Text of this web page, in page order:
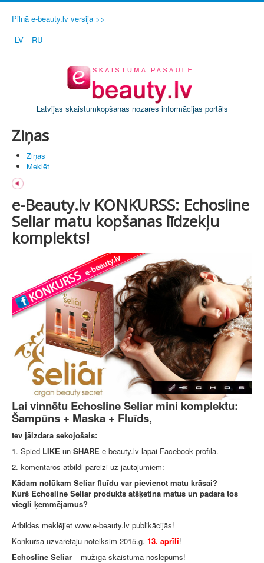
Pilnā e-beauty.lv versija >>
LV
RU
Latvijas skaistumkopšanas nozares informācijas portāls
Ziņas
Ziņas
Meklēt
e-Beauty.lv KONKURSS: Echosline
Seliar matu kopšanas līdzekļu
komplekts!
Lai vinnētu Echosline Seliar mini komplektu:
Šampūns + Maska + Fluīds,
tev jāizdara sekojošais:
1. Spied LIKE un SHARE e-beauty.lv lapai Facebook profilā.
2. komentāros atbildi pareizi uz jautājumiem:
Kādam nolūkam Seliar fluīdu var pievienot matu krāsai?
Kurš Echosline Seliar produkts atšķetina matus un padara tos
viegli ķemmējamus?
Atbildes meklējiet www.e-beauty.lv publikācijās!
Konkursa uzvarētāju noteiksim 2015.g. 13. aprīlī!
Echosline Seliar – mūžīga skaistuma noslēpums!